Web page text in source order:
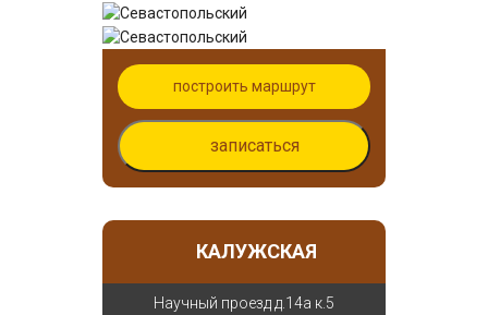
построить маршрут
записаться
КАЛУЖСКАЯ
Научный проезд д.14а к.5